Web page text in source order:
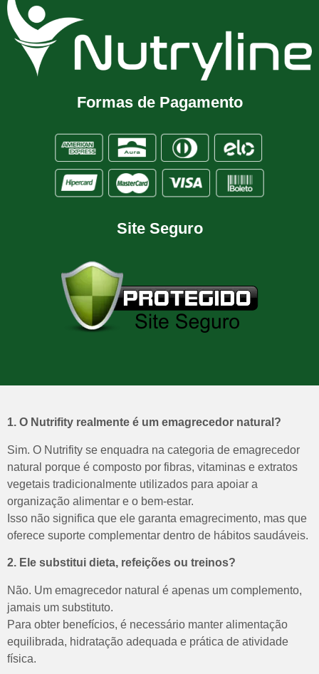
Formas de Pagamento
Site Seguro
1. O Nutrifity realmente é um emagrecedor natural?
Sim. O Nutrifity se enquadra na categoria de emagrecedor
natural porque é composto por fibras, vitaminas e extratos
vegetais tradicionalmente utilizados para apoiar a
organização alimentar e o bem-estar.
Isso não significa que ele garanta emagrecimento, mas que
oferece suporte complementar dentro de hábitos saudáveis.
2. Ele substitui dieta, refeições ou treinos?
Não. Um emagrecedor natural é apenas um complemento,
jamais um substituto.
Para obter benefícios, é necessário manter alimentação
equilibrada, hidratação adequada e prática de atividade
física.